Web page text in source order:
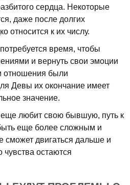
сердца. Некоторые
даже после долгих
относится к их числу.
время, чтобы
и вернуть свои эмоции
отношения были
Девы их окончание имеет
значение.
любит свою бывшую, путь к
еще более сложным и
двигаться дальше и
остаются